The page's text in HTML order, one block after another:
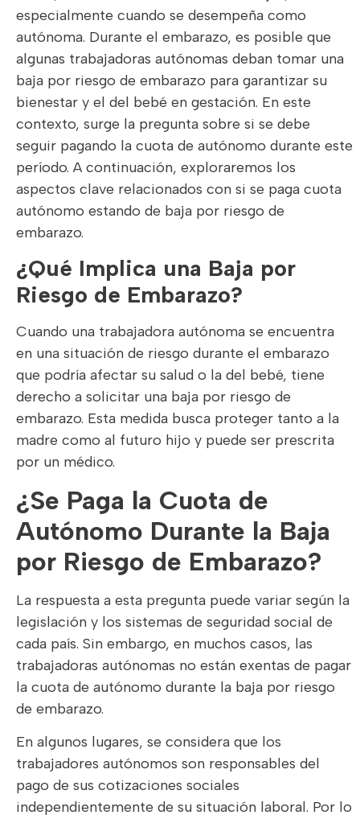
especialmente cuando se desempeña como
autónoma. Durante el embarazo, es posible que
algunas trabajadoras autónomas deban tomar una
baja por riesgo de embarazo para garantizar su
bienestar y el del bebé en gestación. En este
contexto, surge la pregunta sobre si se debe
seguir pagando la cuota de autónomo durante este
período. A continuación, exploraremos los
aspectos clave relacionados con si se paga cuota
autónomo estando de baja por riesgo de
embarazo.
¿Qué Implica una Baja por
Riesgo de Embarazo?
Cuando una trabajadora autónoma se encuentra
en una situación de riesgo durante el embarazo
que podría afectar su salud o la del bebé, tiene
derecho a solicitar una baja por riesgo de
embarazo. Esta medida busca proteger tanto a la
madre como al futuro hijo y puede ser prescrita
por un médico.
¿Se Paga la Cuota de
Autónomo Durante la Baja
por Riesgo de Embarazo?
La respuesta a esta pregunta puede variar según la
legislación y los sistemas de seguridad social de
cada país. Sin embargo, en muchos casos, las
trabajadoras autónomas no están exentas de pagar
la cuota de autónomo durante la baja por riesgo
de embarazo.
En algunos lugares, se considera que los
trabajadores autónomos son responsables del
pago de sus cotizaciones sociales
independientemente de su situación laboral. Por lo